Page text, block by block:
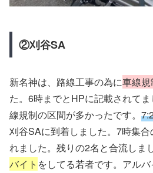
②刈谷SA
新名神は、路線工事の為に車線規
た。6時までとHPに記載されて
線規制の区間が多かったです。
刈谷SAに到着しました。7時集
れました。残りの2名と合流しまし
バイト をしてる若者です。アルバ